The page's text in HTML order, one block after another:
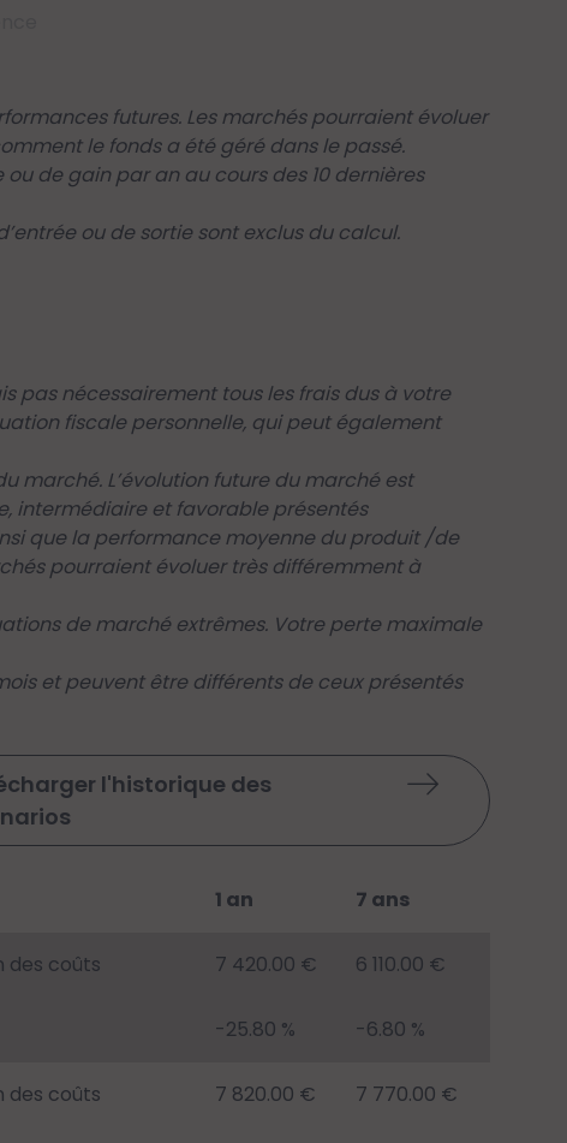
futures. Les marchés pourraient évoluer
le fonds a été géré dans le passé.
de gain par an au cours des 10 dernières
ou de sortie sont exclus du calcul.
pas nécessairement tous les frais dus à votre
fiscale personnelle, qui peut également
marché. L’évolution future du marché est
intermédiaire et favorable présentés
que la performance moyenne du produit /de
pourraient évoluer très différemment à
de marché extrêmes. Votre perte maximale
et peuvent être différents de ceux présentés
l'historique des
1 an 7 ans
des coûts 7 420.00 € 6 110.00 €
-25.80 % -6.80 %
des coûts 7 820.00 € 7 770.00 €